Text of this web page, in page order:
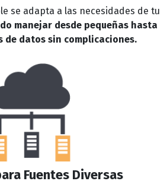
se adapta a las necesidades de tu
manejar desde pequeñas hasta
de datos sin complicaciones.
Fuentes Diversas